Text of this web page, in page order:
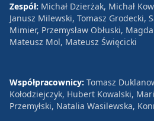
Zespół: Michał Dzierżak, Michał
Janusz Milewski, Tomasz Grodecki,
Mimier, Przemysław Obłuski,
Mateusz Mol, Mateusz Święcicki
Współpracownicy: Tomasz
Kołodziejczyk, Hubert Kowalski,
Przemyłski, Natalia Wasilewska,